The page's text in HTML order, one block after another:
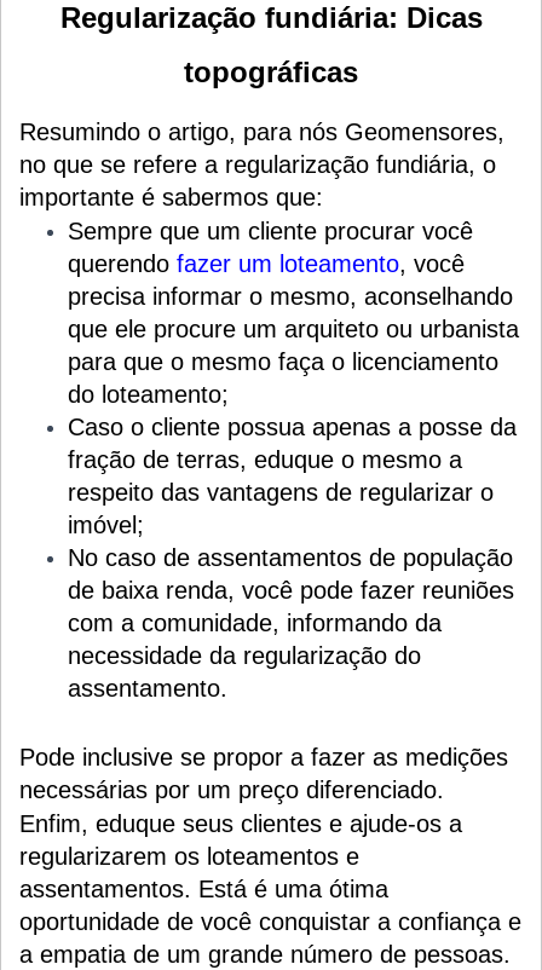
Regularização fundiária: Dicas
topográficas
Resumindo o artigo, para nós Geomensores,
no que se refere a regularização fundiária, o
importante é sabermos que:
Sempre que um cliente procurar você
querendo fazer um loteamento, você
precisa informar o mesmo, aconselhando
que ele procure um arquiteto ou urbanista
para que o mesmo faça o licenciamento
do loteamento;
Caso o cliente possua apenas a posse da
fração de terras, eduque o mesmo a
respeito das vantagens de regularizar o
imóvel;
No caso de assentamentos de população
de baixa renda, você pode fazer reuniões
com a comunidade, informando da
necessidade da regularização do
assentamento.
Pode inclusive se propor a fazer as medições
necessárias por um preço diferenciado.
Enfim, eduque seus clientes e ajude-os a
regularizarem os loteamentos e
assentamentos. Está é uma ótima
oportunidade de você conquistar a confiança e
a empatia de um grande número de pessoas.